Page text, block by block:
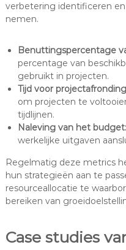
verbetering identificeren
nemen.
Benuttingspercentage
percentage van
gebruikt in projecten.
Tijd voor
om projecten te
tijdlijnen.
Naleving van het budget:
werkelijke uitgaven
Regelmatig deze metrics
hun strategieën aan te
resourceallocatie te
bereiken van
Case studies